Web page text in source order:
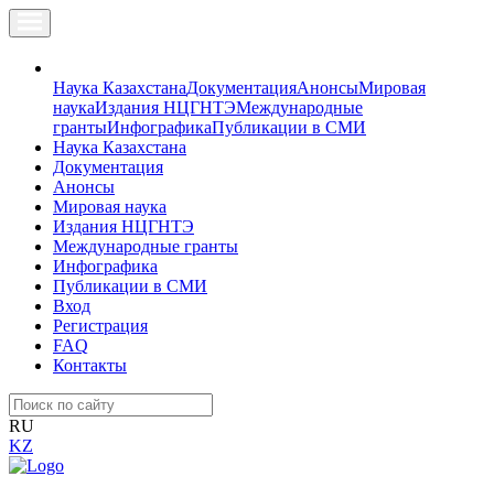
Наука КазахстанаДокументацияАнонсыМировая
наукаИздания НЦГНТЭМеждународные
грантыИнфографикаПубликации в СМИ
Наука Казахстана
Документация
Анонсы
Мировая наука
Издания НЦГНТЭ
Международные гранты
Инфографика
Публикации в СМИ
Вход
Регистрация
FAQ
Контакты
RU
KZ